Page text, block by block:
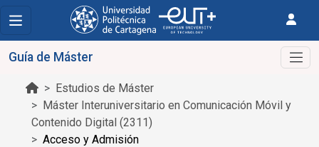
Estudios de Máster
Máster Interuniversitario en Comunicación Móvil y
Contenido Digital (2311)
Acceso y Admisión
Guía de Máster